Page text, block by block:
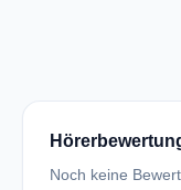
Noch keine